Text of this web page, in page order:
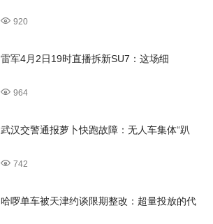
920
雷军4月2日19时直播拆新SU7：这场细
964
武汉交警通报萝卜快跑故障：无人车集体“趴
742
哈啰单车被天津约谈限期整改：超量投放的代